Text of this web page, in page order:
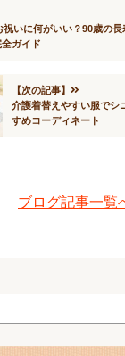
祝いに何がいい？90歳の長
ガイド
【次の記事】
介護着替えやすい服でシ
すめコーディネート
ブログ記事一覧